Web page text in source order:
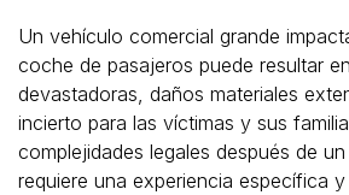
Un vehículo comercial grande
coche de pasajeros puede resultar
devastadoras, daños materiales
incierto para las víctimas y sus
complejidades legales después de
requiere una experiencia específica